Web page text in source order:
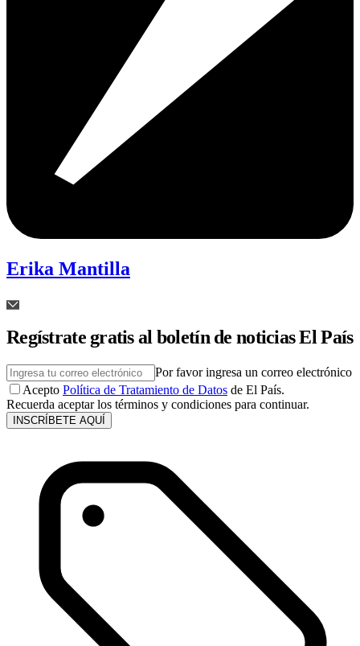
Erika Mantilla
Regístrate gratis al boletín de noticias El País
Por favor ingresa un correo electrónico
Acepto Política de Tratamiento de Datos de El País.
Recuerda aceptar los términos y condiciones para continuar.
INSCRÍBETE AQUÍ